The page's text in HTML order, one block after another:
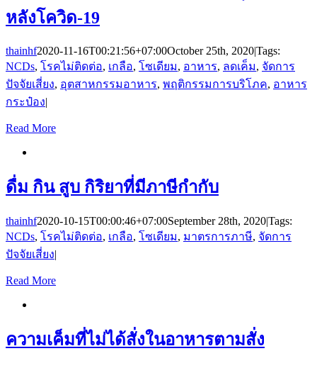
หลังโควิด-19
thainhf2020-11-16T00:21:56+07:00October 25th, 2020|Tags:
NCDs, โรคไม่ติดต่อ, เกลือ, โซเดียม, อาหาร, ลดเค็ม, จัดการ
ปัจจัยเสี่ยง, อุตสาหกรรมอาหาร, พฤติกรรมการบริโภค, อาหาร
กระป๋อง|
Read More
ดื่ม กิน สูบ กิริยาที่มีภาษีกำกับ
thainhf2020-10-15T00:00:46+07:00September 28th, 2020|Tags:
NCDs, โรคไม่ติดต่อ, เกลือ, โซเดียม, มาตรการภาษี, จัดการ
ปัจจัยเสี่ยง|
Read More
ความเค็มที่ไม่ได้สั่งในอาหารตามสั่ง